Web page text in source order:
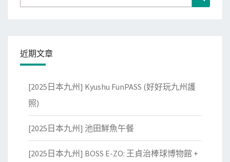
餐
for:
近期文章
[2025日本九州] Kyushu FunPASS (好好玩九州護
照)
[2025日本九州] 池田鮮魚午餐
[2025日本九州] BOSS E-ZO: 王貞治棒球博物館 +